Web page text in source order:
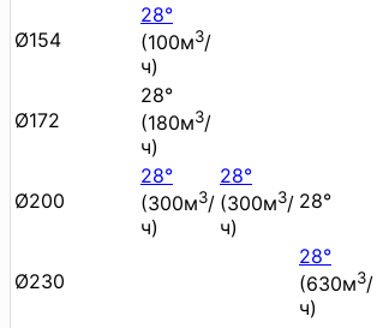
Ø154
28°
(100м3/
ч)
Ø172
28°
(180м3/
ч)
Ø200
28°
(300м3/
ч)
28°
(300м3/
ч)
28°
Ø230
28°
(630м3/
ч)